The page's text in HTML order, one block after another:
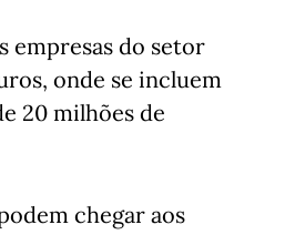
empresas do setor
onde se incluem
20 milhões de
chegar aos